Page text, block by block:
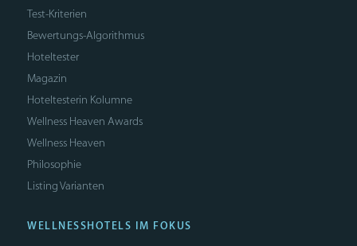
Test-Kriterien
Bewertungs-Algorithmus
Hoteltester
Magazin
Hoteltesterin Kolumne
Wellness Heaven Awards
Wellness Heaven
Philosophie
Listing Varianten
WELLNESSHOTELS IM FOKUS